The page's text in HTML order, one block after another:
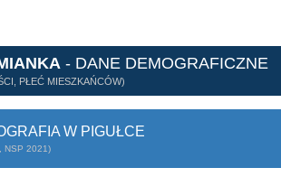
- DANE DEMOGRAFICZNE
PŁEĆ MIESZKAŃCÓW)
W PIGUŁCE
NSP 2021)